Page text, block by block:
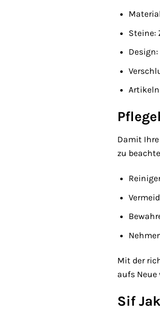
Steine:
Damit Ihre
zu
Mit der
aufs Neue
Sif